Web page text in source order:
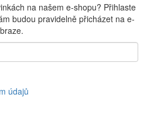
na našem e-shopu? Přihlaste
budou pravidelně přicházet na e-
údajů